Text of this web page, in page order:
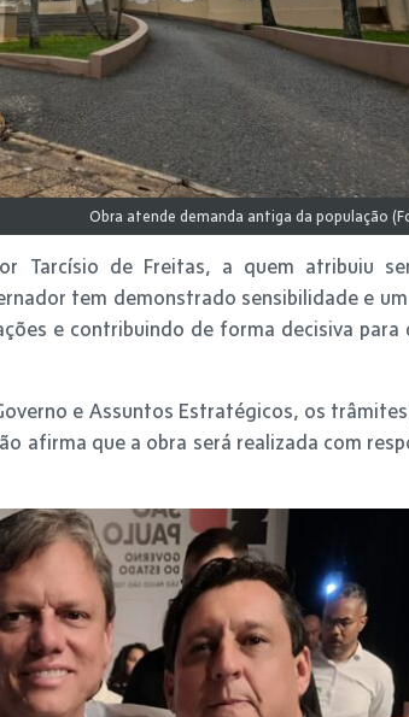
Obra atende demanda antiga da população
Tarcísio de Freitas, a quem atribuiu
tem demonstrado sensibilidade e
e contribuindo de forma decisiva para
e Assuntos Estratégicos, os
afirma que a obra será realizada com